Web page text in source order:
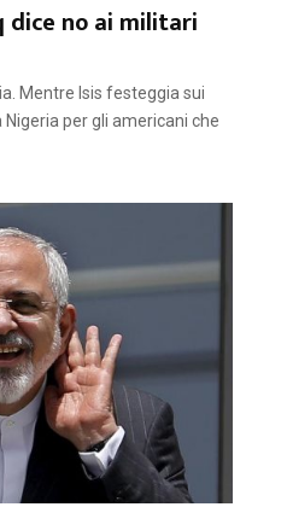
dice no ai militari
Mentre Isis festeggia sui
Nigeria per gli americani che